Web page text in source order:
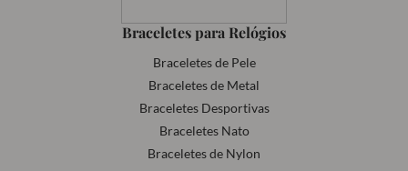
Braceletes para Relógios
Braceletes de Pele
Braceletes de Metal
Braceletes Desportivas
Braceletes Nato
Braceletes de Nylon